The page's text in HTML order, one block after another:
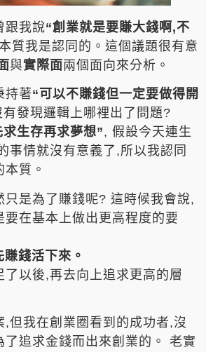
跟我說“創業就是要賺大錢啊,不
質我是認同的。這個議題很有意
與實際面兩個面向來分析。
持著“可以不賺錢但一定要做得開
發現邏輯上哪裡出了問題?
求生存再求夢想”, 假設今天連生
事情就沒有意義了,所以我認同
質。
只是為了賺錢呢? 這時候我會說,
要在基本上做出更高程度的要
錢活下來。
了以後,再去向上追求更高的層
,但我在創業圈看到的成功者,沒
了追求金錢而出來創業的。 老實